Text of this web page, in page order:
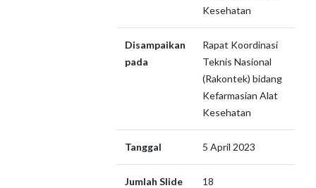
Kesehatan
Disampaikan
pada
Rapat Koordinasi
Teknis Nasional
(Rakontek) bidang
Kefarmasian Alat
Kesehatan
Tanggal 5 April 2023
Jumlah Slide 18